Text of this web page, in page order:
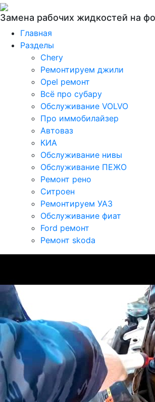
Замена рабочих жидкостей на
Главная
Разделы
Chery
Ремонтируем джили
Opel ремонт
Всё про субару
Обслуживание VOLVO
Про иммобилайзер
Автоваз
КИА
Обслуживание нивы
Обслуживание ПЕЖО
Ремонт рено
Ситроен
Ремонтируем УАЗ
Обслуживание фиат
Ford ремонт
Ремонт skoda